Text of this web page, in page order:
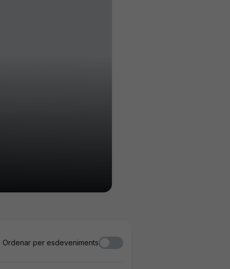
Ordenar per esdeveniments